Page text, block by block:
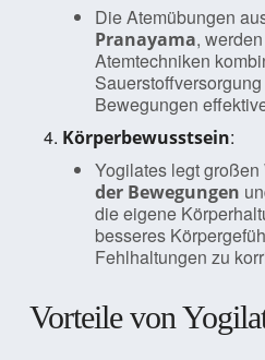
Die Atemübungen
Pranayama,
Atemtechniken
Bewegungen
Körperbewusstsein:
Yogilates legt großen
der Bewegungen
die eigene
besseres
Fehlhaltungen zu
Vorteile von